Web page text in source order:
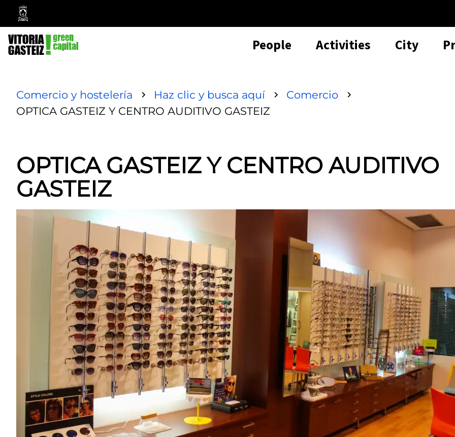
Vitoria-
Gasteiz
City
Council
People Activities City
Comercio y hostelería Haz clic y busca aquí
Comercio
OPTICA GASTEIZ Y CENTRO AUDITIVO GASTEIZ
OPTICA GASTEIZ Y CENTRO AUDITIVO
GASTEIZ